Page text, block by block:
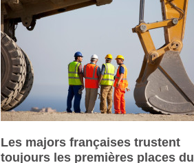
Les majors françaises trustent
toujours les premières places du